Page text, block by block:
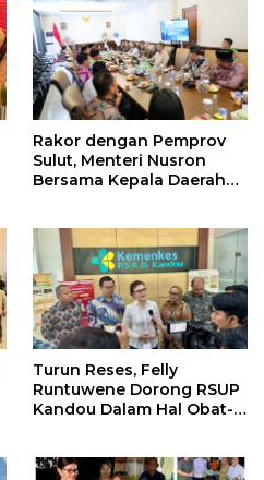
Rakor dengan Pemprov
Sulut, Menteri Nusron
Bersama Kepala Daerah
Turun Reses, Felly
Runtuwene Dorong RSUP
Kandou Dalam Hal Obat-
Vendor